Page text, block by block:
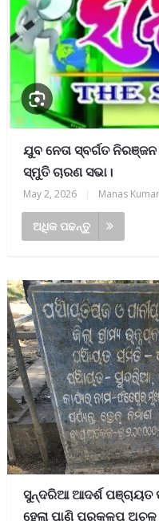
ଯୁବ ନେତା ସ୍ବର୍ଗତ
ସ୍ମୁତି ଚାରଣ ସଭା।
May 2, 2026 Manas
ଅଧିକ ପଢନ୍ତୁ
ସୁନ୍ଦରିଆ ଆଦର୍ଶ ପଞ୍ଚାୟତ
ହେଲା ପାଣି ପ୍ରକଳ୍ପ ଅଚଳ